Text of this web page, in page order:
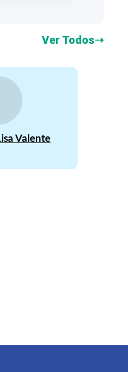
Ver Todos➝
Valente